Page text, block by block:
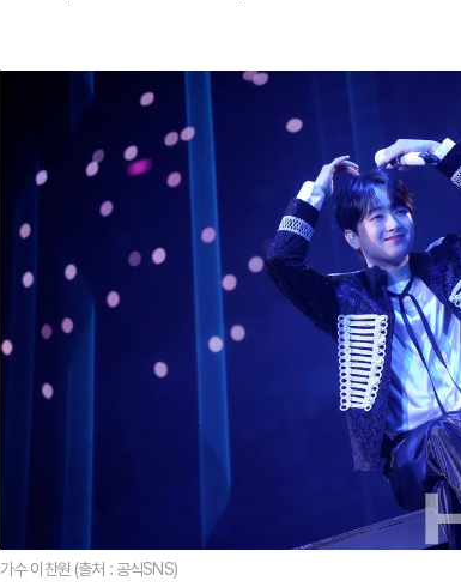
가수 이찬원 (출처 : 공식SNS)